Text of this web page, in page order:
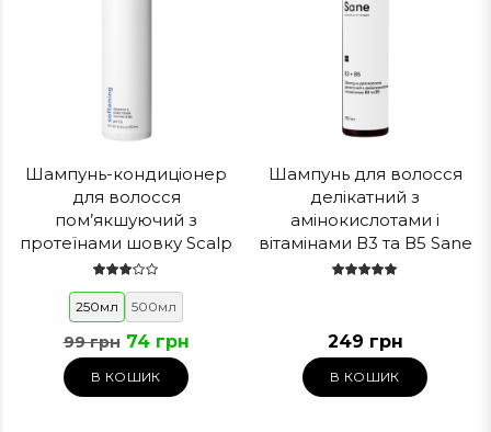
Шампунь-кондиціонер
для волосся
пом’якшуючий з
протеїнами шовку Scalp
250мл 500мл
99 грн 74 грн
В КОШИК
Шампунь для волосся
делікатний з
амінокислотами і
вітамінами В3 та В5 Sane
249 грн
В КОШИК